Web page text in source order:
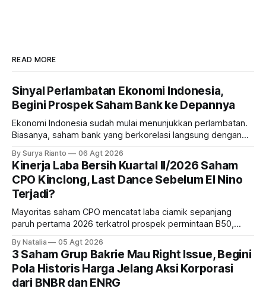
READ MORE
Sinyal Perlambatan Ekonomi Indonesia,
Begini Prospek Saham Bank ke Depannya
Ekonomi Indonesia sudah mulai menunjukkan perlambatan.
Biasanya, saham bank yang berkorelasi langsung dengan
bank ke depannya?
By Surya Rianto 06 Agt 2026
Kinerja Laba Bersih Kuartal II/2026 Saham
CPO Kinclong, Last Dance Sebelum El Nino
Terjadi?
Mayoritas saham CPO mencatat laba ciamik sepanjang
paruh pertama 2026 terkatrol prospek permintaan B50,
diprediksi semakin terlihat mendekati 2027. Kira-kira gimana
prospeknya? apakah masih menarik dilirik sektor ini?
By Natalia 05 Agt 2026
3 Saham Grup Bakrie Mau Right Issue, Begini
Pola Historis Harga Jelang Aksi Korporasi
dari BNBR dan ENRG